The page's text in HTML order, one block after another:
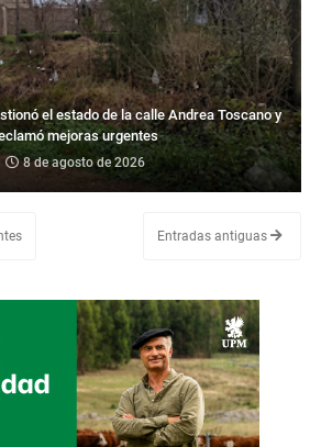
el estado de la calle Andrea Toscano y
mejoras urgentes
8 de agosto de 2026
Entradas antiguas